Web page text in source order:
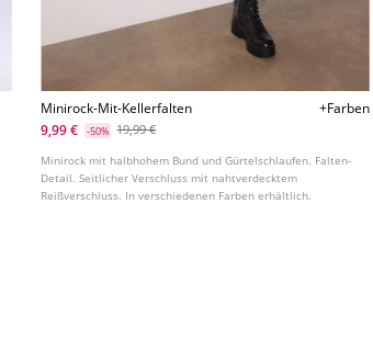
Minirock-Mit-Kellerfalten
+Farben
9,99 €
-50% 19,99 €
Minirock mit halbhohem Bund und Gürtelschlaufen. Falten-
Detail. Seitlicher Verschluss mit nahtverdecktem
Reißverschluss. In verschiedenen Farben erhältlich.